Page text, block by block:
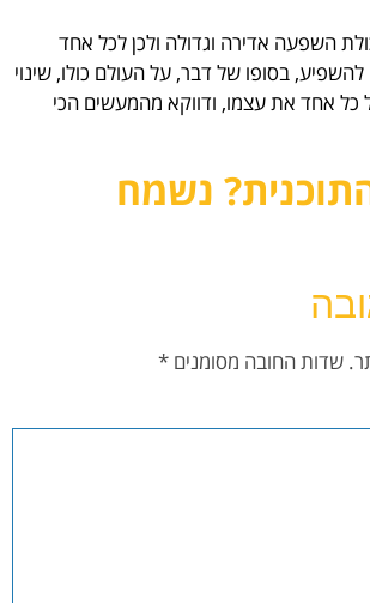
השפעה אדירה וגדולה ולכן לכל אחד
בסופו של דבר, על העולם כולו, שינוי
כל אחד את עצמו, ודווקא מהמעשים הכי
נשמח
שדות החובה מסומנים *